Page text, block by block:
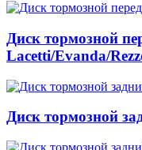
Диск тормозной
Lacetti/Evanda/
Диск тормозной